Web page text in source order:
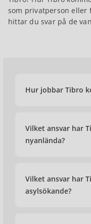
som privatperson eller
hittar du svar på de
Hur jobbar Tibro
Vilket ansvar har
nyanlända?
Vilket ansvar har
asylsökande?